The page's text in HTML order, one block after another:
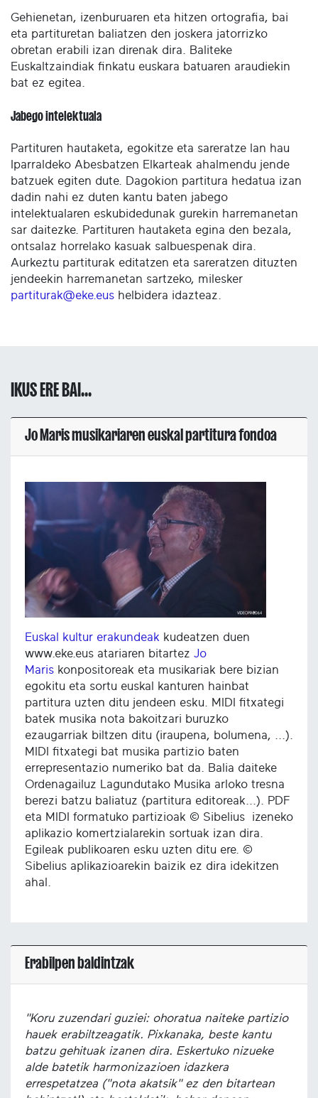
Gehienetan, izenburuaren eta hitzen ortografia, bai
eta partituretan baliatzen den joskera jatorrizko
obretan erabili izan direnak dira. Baliteke
Euskaltzaindiak finkatu euskara batuaren araudiekin
bat ez egitea.
Jabego intelektuala
Partituren hautaketa, egokitze eta sareratze lan hau
Iparraldeko Abesbatzen Elkarteak ahalmendu jende
batzuek egiten dute. Dagokion partitura hedatua izan
dadin nahi ez duten kantu baten jabego
intelektualaren eskubidedunak gurekin harremanetan
sar daitezke. Partituren hautaketa egina den bezala,
ontsalaz horrelako kasuak salbuespenak dira.
Aurkeztu partiturak editatzen eta sareratzen dituzten
jendeekin harremanetan sartzeko, milesker
partiturak@eke.eus helbidera idazteaz.
IKUS ERE BAI...
Jo Maris musikariaren euskal partitura fondoa
Euskal kultur erakundeak kudeatzen duen
www.eke.eus atariaren bitartez Jo
Maris konpositoreak eta musikariak bere bizian
egokitu eta sortu euskal kanturen hainbat
partitura uzten ditu jendeen esku. MIDI fitxategi
batek musika nota bakoitzari buruzko
ezaugarriak biltzen ditu (iraupena, bolumena, ...).
MIDI fitxategi bat musika partizio baten
errepresentazio numeriko bat da. Balia daiteke
Ordenagailuz Lagundutako Musika arloko tresna
berezi batzu baliatuz (partitura editoreak...). PDF
eta MIDI formatuko partizioak © Sibelius izeneko
aplikazio komertzialarekin sortuak izan dira.
Egileak publikoaren esku uzten ditu ere. ©
Sibelius aplikazioarekin baizik ez dira idekitzen
ahal.
Erabilpen baldintzak
"Koru zuzendari guziei: ohoratua naiteke partizio
hauek erabiltzeagatik. Pixkanaka, beste kantu
batzu gehituak izanen dira. Eskertuko nizueke
alde batetik harmonizazioen idazkera
errespetatzea ("nota akatsik" ez den bitartean